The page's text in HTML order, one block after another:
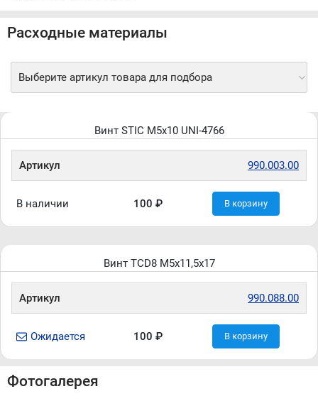
Расходные материалы
Выберите артикул товара для подбора
Винт STIC M5x10 UNI-4766
Артикул 990.003.00
В наличии 100 ₽ В корзину
Винт TCD8 M5x11,5x17
Артикул 990.088.00
Ожидается 100 ₽ В корзину
Фотогалерея